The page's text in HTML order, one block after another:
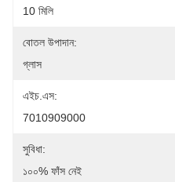
10 মিলি
বোতল উপাদান:
গ্লাস
এইচ.এস:
7010909000
সুবিধা:
১০০% ফাঁস নেই